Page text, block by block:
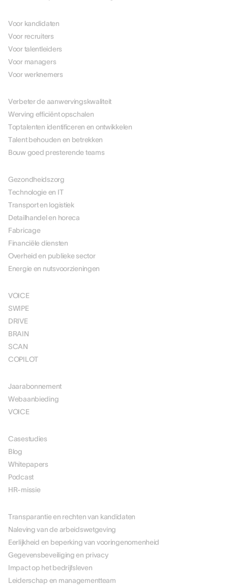
Voor kandidaten
Voor recruiters
Voor talentleiders
Voor managers
Voor werknemers
Verbeter de aanwervingskwaliteit
Werving efficiënt opschalen
Toptalenten identificeren en ontwikkelen
Talent behouden en betrekken
Bouw goed presterende teams
Gezondheidszorg
Technologie en IT
Transport en logistiek
Detailhandel en horeca
Fabricage
Financiële diensten
Overheid en publieke sector
Energie en nutsvoorzieningen
VOICE
SWIPE
DRIVE
BRAIN
SCAN
COPILOT
Jaarabonnement
Webaanbieding
VOICE
Casestudies
Blog
Whitepapers
Podcast
HR-missie
Transparantie en rechten van kandidaten
Naleving van de arbeidswetgeving
Eerlijkheid en beperking van vooringenomenheid
Gegevensbeveiliging en privacy
Impact op het bedrijfsleven
Leiderschap en managementteam